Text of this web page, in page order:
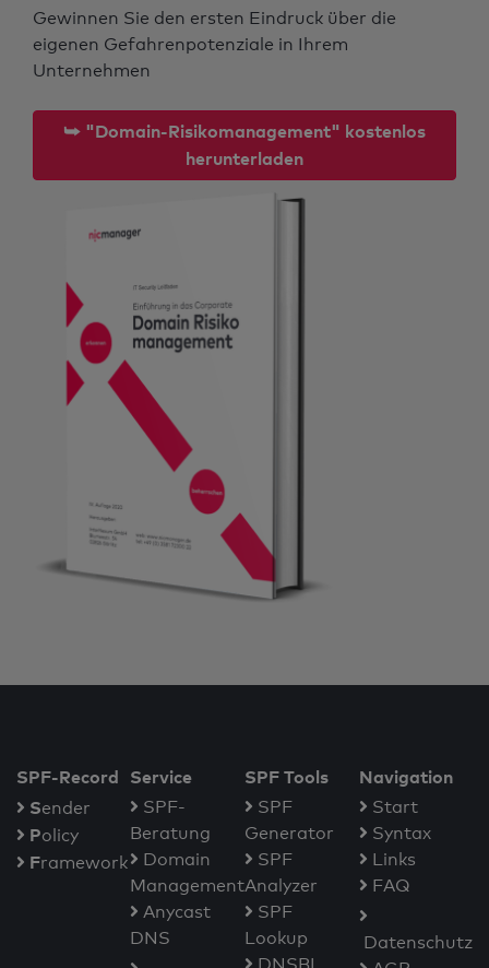
Gewinnen Sie den ersten Eindruck über die
eigenen Gefahrenpotenziale in Ihrem
Unternehmen
⮩ "Domain-Risikomanagement" kostenlos
herunterladen
SPF-Record
Sender
Policy
Framework
Service
SPF-
Beratung
Domain
Management
Anycast
DNS
SPF Tools
SPF
Generator
SPF
Analyzer
SPF
Lookup
Navigation
Start
Syntax
Links
FAQ
Datenschutz